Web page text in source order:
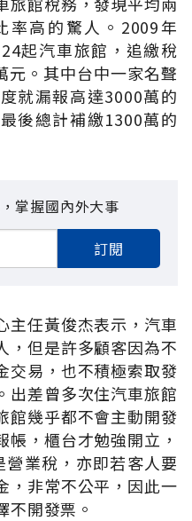
率高的驚人。2009年
起汽車旅館，追繳稅
。其中台中一家名聲
就漏報高達3000萬的
後總計補繳1300萬的
掌握國內外大事
訂閱
主任黃俊杰表示，汽車
，但是許多顧客因為不
交易，也不積極索取發
出差曾多次住汽車旅館
館幾乎都不會主動開發
，櫃台才勉強開立，
業稅，亦即若客人要
，非常不公平，因此一
不開發票。